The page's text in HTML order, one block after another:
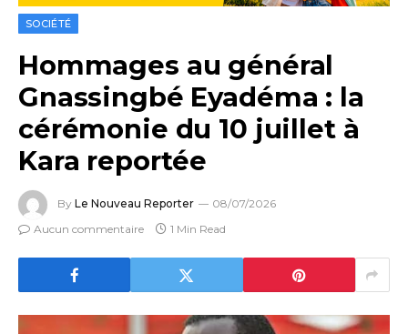
SOCIÉTÉ
Hommages au général
Gnassingbé Eyadéma : la
cérémonie du 10 juillet à
Kara reportée
By Le Nouveau Reporter
08/07/2026
Aucun commentaire
1 Min Read